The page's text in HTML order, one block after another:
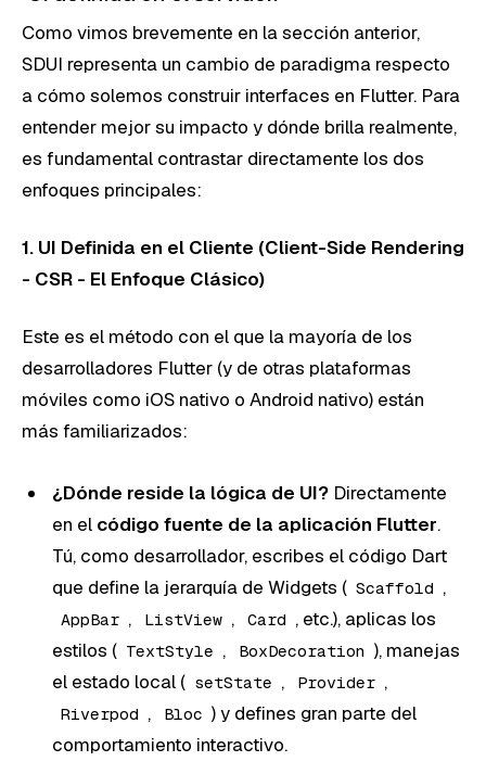
Como vimos brevemente en la sección anterior,
SDUI representa un cambio de paradigma respecto
a cómo solemos construir interfaces en Flutter. Para
entender mejor su impacto y dónde brilla realmente,
es fundamental contrastar directamente los dos
enfoques principales:
1. UI Definida en el Cliente (Client-Side Rendering
- CSR - El Enfoque Clásico)
Este es el método con el que la mayoría de los
desarrolladores Flutter (y de otras plataformas
móviles como iOS nativo o Android nativo) están
más familiarizados:
¿Dónde reside la lógica de UI? Directamente
en el código fuente de la aplicación Flutter.
Tú, como desarrollador, escribes el código Dart
que define la jerarquía de Widgets ( Scaffold ,
AppBar , ListView , Card , etc.), aplicas los
estilos ( TextStyle , BoxDecoration ), manejas
el estado local ( setState , Provider ,
Riverpod , Bloc ) y defines gran parte del
comportamiento interactivo.